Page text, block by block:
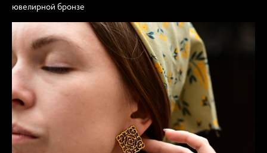
ювелирной бронзе